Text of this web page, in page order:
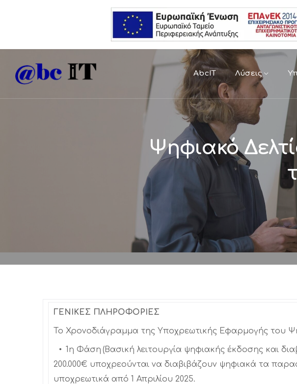
AbcIT Λύσεις
Ψηφιακό
ΓΕΝΙΚΕΣ ΠΛΗΡΟΦΟΡΙΕΣ
Το Χρονοδιάγραμμα της Υποχρεωτικής Εφαρμογής του
• 1η Φάση (Βασική λειτουργία ψηφιακής έκδοσης και
200.000€ υποχρεούνται να διαβιβάζουν ψηφιακά τα
υποχρεωτικά από 1 Απριλίου 2025.